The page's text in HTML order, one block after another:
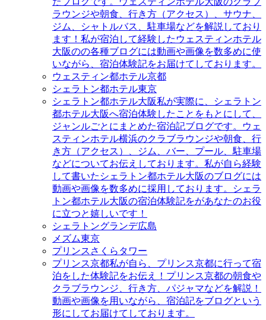
ラウンジや朝食、行き方（アクセス）、サウナ、
ジム、シャトルバス、駐車場などを解説しており
ます！私が宿泊して経験したウェスティンホテル
大阪のの各種ブログには動画や画像を数多めに使
いながら、宿泊体験記をお届けてしております。
ウェスティン都ホテル京都
シェラトン都ホテル東京
シェラトン都ホテル大阪私が実際に、シェラトン
都ホテル大阪へ宿泊体験したことをもとにして、
ジャンルごとにまとめた宿泊記ブログです。ウェ
スティンホテル横浜のクラブラウンジや朝食、行
き方（アクセス）、ジム、バー、プール、駐車場
などについてお伝えしております。私が自ら経験
して書いたシェラトン都ホテル大阪のブログには
動画や画像を数多めに採用しております。シェラ
トン都ホテル大阪の宿泊体験記をがあなたのお役
に立つと嬉しいです！
シェラトングランデ広島
メズム東京
プリンスさくらタワー
プリンス京都私が自ら、プリンス京都に行って宿
泊をした体験記をお伝え！プリンス京都の朝食や
クラブラウンジ、行き方、パジャマなどを解説！
動画や画像を用いながら、宿泊記をブログという
形にしてお届けてしております。